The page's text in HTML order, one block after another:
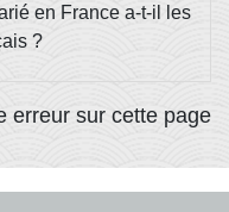
en France a-t-il les
?
erreur sur cette page